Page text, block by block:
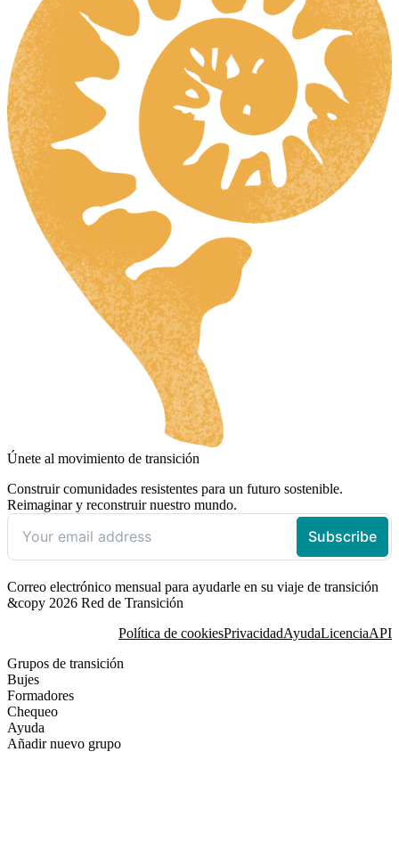
Únete al movimiento de transición
Construir comunidades resistentes para un futuro sostenible.
Reimaginar y reconstruir nuestro mundo.
Correo electrónico mensual para ayudarle en su viaje de transición
&copy 2026 Red de Transición
Política de cookiesPrivacidadAyudaLicenciaAPI
Grupos de transición
Bujes
Formadores
Chequeo
Ayuda
Añadir nuevo grupo